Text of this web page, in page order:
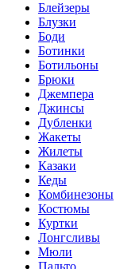
Блейзеры
Блузки
Боди
Ботинки
Ботильоны
Брюки
Джемпера
Джинсы
Дубленки
Жакеты
Жилеты
Казаки
Кеды
Комбинезоны
Костюмы
Куртки
Лонгсливы
Мюли